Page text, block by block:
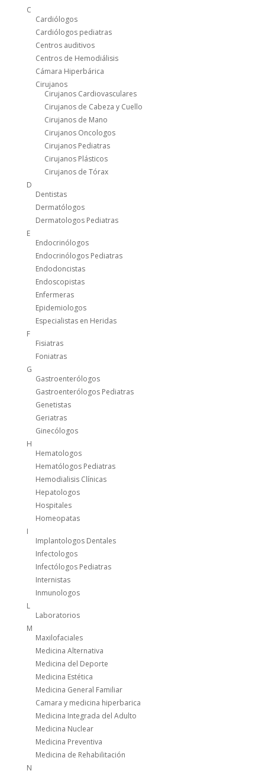
C
Cardiólogos
Cardiólogos pediatras
Centros auditivos
Centros de Hemodiálisis
Cámara Hiperbárica
Cirujanos
Cirujanos Cardiovasculares
Cirujanos de Cabeza y Cuello
Cirujanos de Mano
Cirujanos Oncologos
Cirujanos Pediatras
Cirujanos Plásticos
Cirujanos de Tórax
D
Dentistas
Dermatólogos
Dermatologos Pediatras
E
Endocrinólogos
Endocrinólogos Pediatras
Endodoncistas
Endoscopistas
Enfermeras
Epidemiologos
Especialistas en Heridas
F
Fisiatras
Foniatras
G
Gastroenterólogos
Gastroenterólogos Pediatras
Genetistas
Geriatras
Ginecólogos
H
Hematologos
Hematólogos Pediatras
Hemodialisis Clínicas
Hepatologos
Hospitales
Homeopatas
I
Implantologos Dentales
Infectologos
Infectólogos Pediatras
Internistas
Inmunologos
L
Laboratorios
M
Maxilofaciales
Medicina Alternativa
Medicina del Deporte
Medicina Estética
Medicina General Familiar
Camara y medicina hiperbarica
Medicina Integrada del Adulto
Medicina Nuclear
Medicina Preventiva
Medicina de Rehabilitación
N